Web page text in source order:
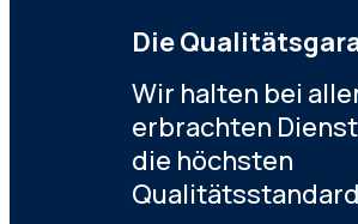
Die
Wir halten bei
erbrachten
die höchsten